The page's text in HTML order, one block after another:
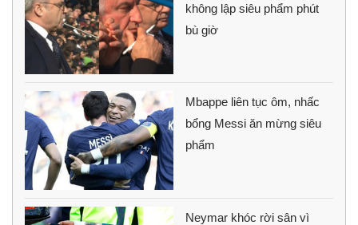
không lập siêu phẩm phút
bù giờ
Mbappe liên tục ôm, nhấc
bổng Messi ăn mừng siêu
phẩm
Neymar khóc rời sân vì